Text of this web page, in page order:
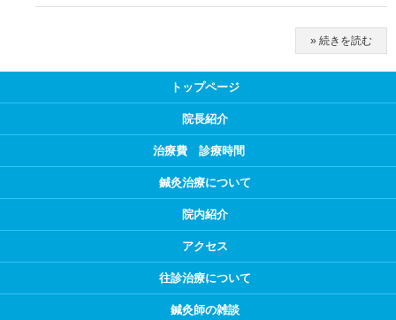
» 続きを読む
トップページ
院長紹介
治療費 診療時間
鍼灸治療について
院内紹介
アクセス
往診治療について
鍼灸師の雑談